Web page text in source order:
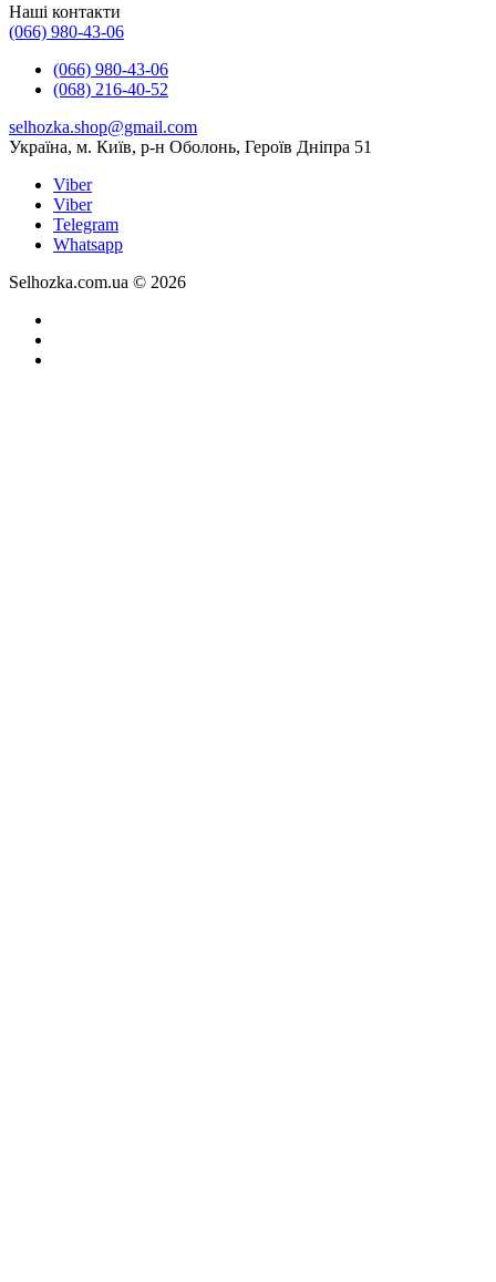
Наші контакти
(066) 980-43-06
(066) 980-43-06
(068) 216-40-52
selhozka.shop@gmail.com
Українa, м. Київ, р-н Оболонь, Героїв Дніпра 51
Viber
Viber
Telegram
Whatsapp
Selhozka.com.ua © 2026